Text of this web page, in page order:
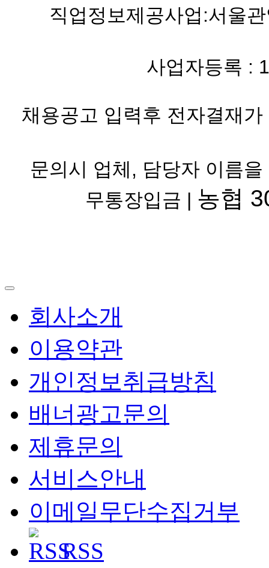
직업정보제공사업:서울
사업자등록 :
채용공고 입력후 전자결재
문의시 업체, 담당자 이름
무통장입금 | 농협
회사소개
이용약관
개인정보취급방침
배너광고문의
제휴문의
서비스안내
이메일무단수집거부
RSS